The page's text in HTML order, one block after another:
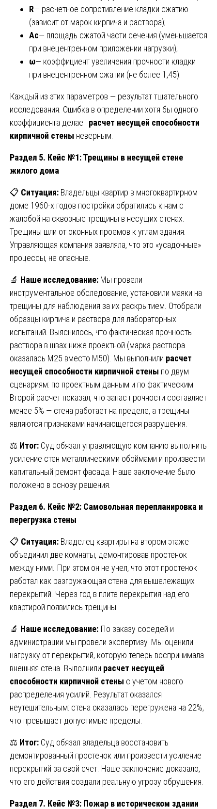
R— расчетное сопротивление кладки сжатию
(зависит от марок кирпича и раствора);
Ac— площадь сжатой части сечения (уменьшается
при внецентренном приложении нагрузки);
ω— коэффициент увеличения прочности кладки
при внецентренном сжатии (не более 1,45).
Каждый из этих параметров — результат тщательного
исследования. Ошибка в определении хотя бы одного
коэффициента делает расчет несущей способности
кирпичной стены неверным.
Раздел 5. Кейс №1: Трещины в несущей стене
жилого дома
📋 Ситуация: Владельцы квартир в многоквартирном
доме 1960-х годов постройки обратились к нам с
жалобой на сквозные трещины в несущих стенах.
Трещины шли от оконных проемов к углам здания.
Управляющая компания заявляла, что это «усадочные»
процессы, не опасные.
🔬 Наше исследование: Мы провели
инструментальное обследование, установили маяки на
трещины для наблюдения за их раскрытием. Отобрали
образцы кирпича и раствора для лабораторных
испытаний. Выяснилось, что фактическая прочность
раствора в швах ниже проектной (марка раствора
оказалась М25 вместо М50). Мы выполнили расчет
несущей способности кирпичной стены по двум
сценариям: по проектным данным и по фактическим.
Второй расчет показал, что запас прочности составляет
менее 5% — стена работает на пределе, а трещины
являются признаками начинающегося разрушения.
⚖️ Итог: Суд обязал управляющую компанию выполнить
усиление стен металлическими обоймами и произвести
капитальный ремонт фасада. Наше заключение было
положено в основу решения.
Раздел 6. Кейс №2: Самовольная перепланировка и
перегрузка стены
📋 Ситуация: Владелец квартиры на втором этаже
объединил две комнаты, демонтировав простенок
между ними. При этом он не учел, что этот простенок
работал как разгружающая стена для вышележащих
перекрытий. Через год в плите перекрытия над его
квартирой появились трещины.
🔬 Наше исследование: По заказу соседей и
администрации мы провели экспертизу. Мы оценили
нагрузку от перекрытий, которую теперь воспринимала
внешняя стена. Выполнили расчет несущей
способности кирпичной стены с учетом нового
распределения усилий. Результат оказался
неутешительным: стена оказалась перегружена на 22%,
что превышает допустимые пределы.
⚖️ Итог: Суд обязал владельца восстановить
демонтированный простенок или произвести усиление
перекрытий за свой счет. Наше заключение доказало,
что его действия создали реальную угрозу обрушения.
Раздел 7. Кейс №3: Пожар в историческом здании